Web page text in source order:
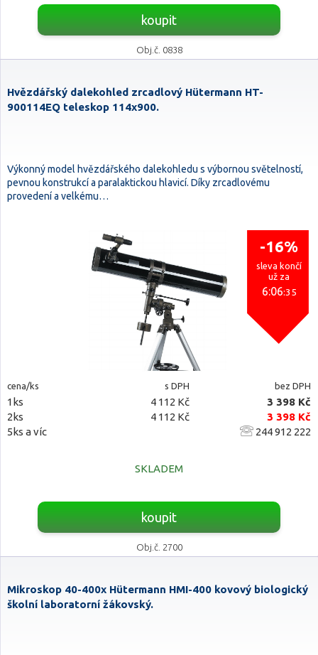
koupit
Obj.č. 0838
Hvězdářský dalekohled zrcadlový Hütermann HT-
900114EQ teleskop 114x900.
Výkonný model hvězdářského dalekohledu s výbornou světelností,
pevnou konstrukcí a paralaktickou hlavicí. Díky zrcadlovému
provedení a velkému…
-16%
sleva končí
už za
6:06:34
cena/ks s DPH bez DPH
1ks 4 112 Kč
3 398 Kč
2ks
4 112 Kč
3 398 Kč
5ks a víc
244 912 222
SKLADEM
koupit
Obj.č. 2700
Mikroskop 40-400x Hütermann HMI-400 kovový biologický
školní laboratorní žákovský.